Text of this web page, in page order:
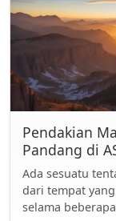
Pendakian
Pandang di
Ada sesuatu
dari tempat
selama